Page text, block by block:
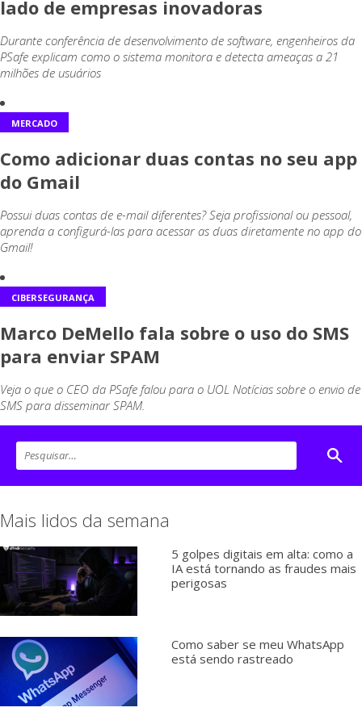
lado de empresas inovadoras
Durante conferência de desenvolvimento de software, engenheiros da
PSafe explicam como o sistema monitora e detecta ameaças a 21
milhões de usuários
MERCADO
Como adicionar duas contas no seu app
do Gmail
Possui duas contas de e-mail diferentes? Seja profissional ou pessoal,
aprenda a configurá-las para acessar as duas diretamente no app do
Gmail!
CIBERSEGURANÇA
Marco DeMello fala sobre o uso do SMS
para enviar SPAM
Veja o que o CEO da PSafe falou para o UOL Notícias sobre o envio de
SMS para disseminar SPAM.
Mais lidos da semana
5 golpes digitais em alta: como a
IA está tornando as fraudes mais
perigosas
Como saber se meu WhatsApp
está sendo rastreado